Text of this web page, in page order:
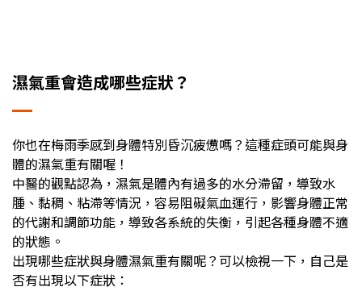
濕氣重會造成哪些症狀？
你也在梅雨季感到身體特別昏沉疲憊嗎？這種症頭可能與身
體的濕氣重有關喔！
中醫的觀點認為，濕氣是體內有過多的水分滯留，導致水
腫、黏稠、粘滯等情況，容易阻礙氣血運行，影響身體正常
的代謝和調節功能，導致各系統的失衡，引起各種身體不適
的狀態。
出現哪些症狀與身體濕氣重有關呢？可以檢視一下，自己是
否有出現以下症狀：